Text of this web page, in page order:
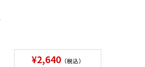
¥2,640（税込）